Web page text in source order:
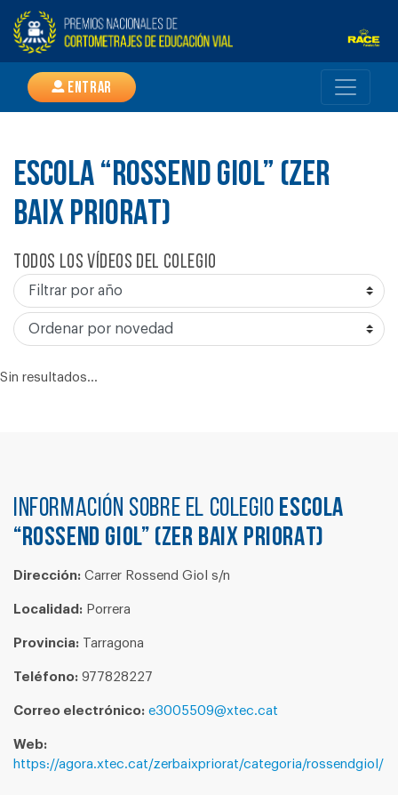
Entrar
ESCOLA “ROSSEND GIOL” (ZER
BAIX PRIORAT)
Todos los vídeos del colegio
Sin resultados...
Información sobre el colegio ESCOLA
“ROSSEND GIOL” (ZER BAIX PRIORAT)
Dirección: Carrer Rossend Giol s/n
Localidad: Porrera
Provincia: Tarragona
Teléfono: 977828227
Correo electrónico: e3005509@xtec.cat
Web:
https://agora.xtec.cat/zerbaixpriorat/categoria/rossendgiol/